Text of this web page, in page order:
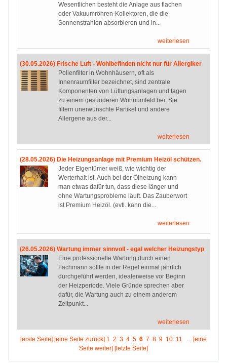
Wesentlichen besteht die Anlage aus flachen
oder Vakuumröhren-Kollektoren, die die
Sonnenstrahlen absorbieren und in...
weiterlesen
(30.05.2026) Frische Luft - Wohlbefinden nicht nur für Allergiker
Pollenfilter in Wohnhäusern, oft als
Innenraumfilter bezeichnet, sind zentrale
Komponenten von Lüftungsanlagen und tagen
zu einem gesünderen Wohnumfeld bei. Sie
filtern unerwünschte Partikel und andere
Allergene aus der...
weiterlesen
(28.05.2026) Die Heizungsanlage mit Premium Heizöl schützen.
Jeder Eigentümer weiß, wie wichtig der
Werterhalt ist. Auch bei der Ölheizung kann
man etwas dafür tun, dass diese länger und
ohne Wartungsprobleme läuft. Das Zauberwort
ist Premium Heizöl. (evtl. kann die...
weiterlesen
(26.05.2026) Wartung immer sinnvoll - egal welcher Heizungstyp
Eine professionelle Wartung durch einen
Fachmann sollte in der Regel einmal jährlich
durchgeführt werden, idealerweise vor Beginn
der Heizperiode. Viele Gründe sprechen aber
dafür, die Wartung auch zu einem anderem
Zeitpunkt...
weiterlesen
[erste Seite] [eine Seite zurück] 1 2 3 4 5 6 7 8 9 10 11
[eine
Seite weiter] [letzte Seite]